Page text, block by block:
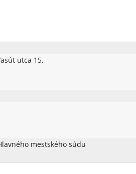
utca 15.
mestského súdu